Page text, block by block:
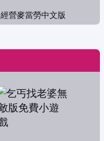
經營麥當勞中文版